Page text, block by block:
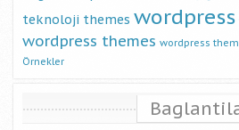
teknoloji themes wordpress
wordpress themes wordpress
Örnekler